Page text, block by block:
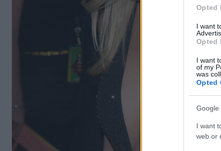
Opted
I want
Opted
I want
of my
was
Opted
Google
I want
web or